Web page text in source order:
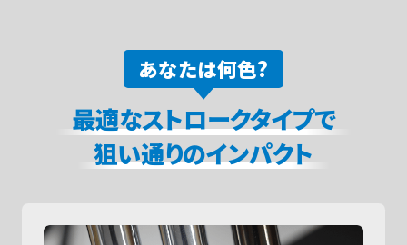
あなたは何色?
最適なストロークタイプで
狙い通りのインパクト